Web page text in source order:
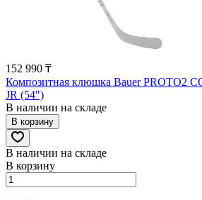
152 990 ₸
Композитная клюшка Bauer PROTO2
JR (54")
В наличии на складе
В корзину
В наличии на складе
В корзину